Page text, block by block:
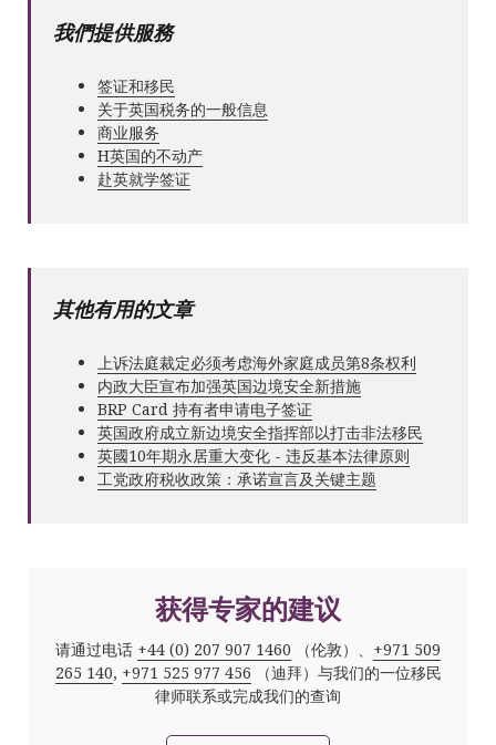
我們提供服務
签证和移民
关于英国税务的一般信息
商业服务
Н英国的不动产
赴英就学签证
其他有用的文章
上诉法庭裁定必须考虑海外家庭成员第8条权利
内政大臣宣布加强英国边境安全新措施
BRP Card 持有者申请电子签证
英国政府成立新边境安全指挥部以打击非法移民
英國10年期永居重大变化 - 违反基本法律原则
工党政府税收政策：承诺宣言及关键主题
获得专家的建议
请通过电话 +44 (0) 207 907 1460 （伦敦）、 +971 509
265 140, +971 525 977 456 （迪拜）与我们的一位移民
律师联系或完成我们的查询